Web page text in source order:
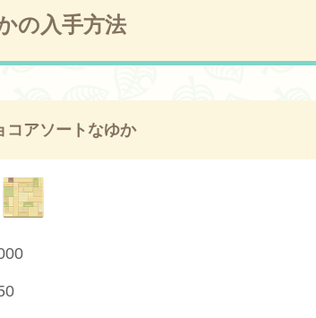
の入手方法
コアソートなゆか